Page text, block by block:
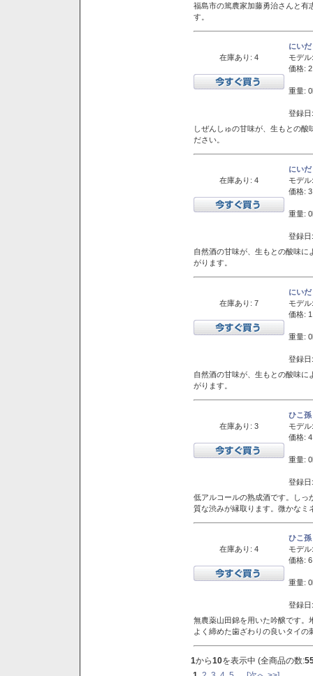
福島市の篤農家加藤勇治さんと有
す。
在庫あり: 4
にい
モデル:
価格:
重量:
登録
しぜんしゅの甘味が、生もとの
ださい。
在庫あり: 4
にい
モデル:
価格:
重量:
登録
自然酒の甘味が、生もとの酸味
がります。
在庫あり: 7
にい
モデル:
価格:
重量:
登録
自然酒の甘味が、生もとの酸味
がります。
在庫あり: 3
ひこ
モデル:
価格:
重量:
登録
低アルコールの熟成酒です。しっ
質な渋みが縁取ります。微かなミ
在庫あり: 4
ひこ
モデル:
価格:
重量:
登録
無農薬山田錦を用いた吟醸です
よく締めた歯ざわりの良いタイ
1から10を表示中 (全商品の数: